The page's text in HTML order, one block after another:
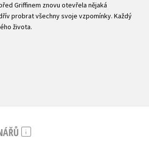
Griffinem znovu otevřela nějaká
probrat všechny svoje vzpomínky. Každý
života.